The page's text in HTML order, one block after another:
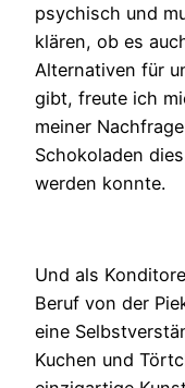
psychisch und
klären, ob es
Alternativen für
gibt, freute ich
meiner
Schokoladen
werden konnte.
Und als
Beruf von der
eine
Kuchen und